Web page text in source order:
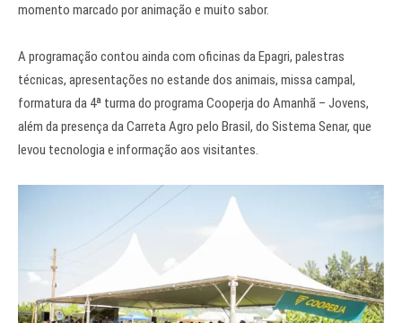
momento marcado por animação e muito sabor.
A programação contou ainda com oficinas da Epagri, palestras
técnicas, apresentações no estande dos animais, missa campal,
formatura da 4ª turma do programa Cooperja do Amanhã – Jovens,
além da presença da Carreta Agro pelo Brasil, do Sistema Senar, que
levou tecnologia e informação aos visitantes.